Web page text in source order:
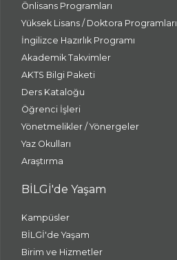
Önlisans Programları
Yüksek Lisans / Doktora Programları
İngilizce Hazırlık Programı
Akademik Takvimler
AKTS Bilgi Paketi
Ders Kataloğu
Öğrenci İşleri
Yönetmelikler / Yönergeler
Yaz Okulları
Araştırma
BİLGİ'de Yaşam
Kampüsler
BİLGİ'de Yaşam
Birim ve Hizmetler